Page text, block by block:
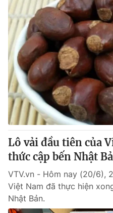
Lô vải đầu tiên của
thức cập bến Nhật
VTV.vn - Hôm nay (20/6),
Việt Nam đã thực hiện
Nhật Bản.